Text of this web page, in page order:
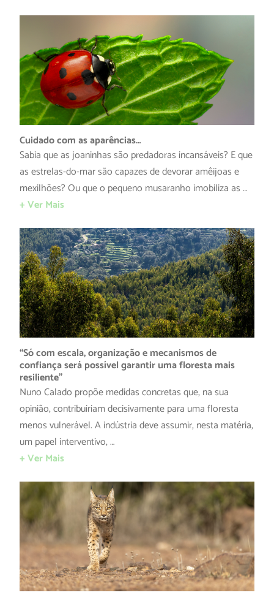
Cuidado com as aparências…
Sabia que as joaninhas são predadoras incansáveis? E que
as estrelas-do-mar são capazes de devorar amêijoas e
mexilhões? Ou que o pequeno musaranho imobiliza as …
+ Ver Mais
“Só com escala, organização e mecanismos de
confiança será possível garantir uma floresta mais
resiliente”
Nuno Calado propõe medidas concretas que, na sua
opinião, contribuiriam decisivamente para uma floresta
menos vulnerável. A indústria deve assumir, nesta matéria,
um papel interventivo, …
+ Ver Mais